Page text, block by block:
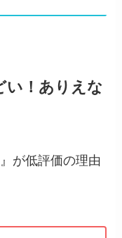
い！ありえな
が低評価の理由